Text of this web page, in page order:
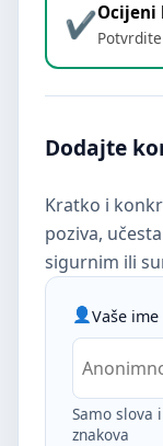
Ocijeni
Dodajte
Kratko i
poziva,
sigurnim ili
Vaše
Samo slova
znakova